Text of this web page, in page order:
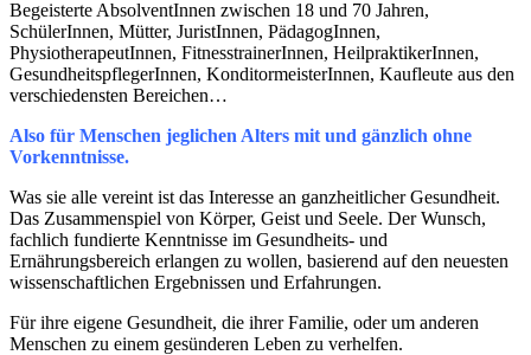
Begeisterte AbsolventInnen zwischen 18 und 70 Jahren,
SchülerInnen, Mütter, JuristInnen, PädagogInnen,
PhysiotherapeutInnen, FitnesstrainerInnen, HeilpraktikerInnen,
GesundheitspflegerInnen, KonditormeisterInnen, Kaufleute aus den
verschiedensten Bereichen…
Also für Menschen jeglichen Alters mit und gänzlich ohne
Vorkenntnisse.
Was sie alle vereint ist das Interesse an ganzheitlicher Gesundheit.
Das Zusammenspiel von Körper, Geist und Seele. Der Wunsch,
fachlich fundierte Kenntnisse im Gesundheits- und
Ernährungsbereich erlangen zu wollen, basierend auf den neuesten
wissenschaftlichen Ergebnissen und Erfahrungen.
Für ihre eigene Gesundheit, die ihrer Familie, oder um anderen
Menschen zu einem gesünderen Leben zu verhelfen.